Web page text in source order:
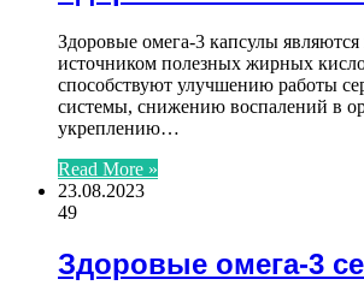
Здоровые омега-3 капсулы
источником полезных жирных
способствуют улучшению работы
системы, снижению воспалений в
укреплению…
Read More »
23.08.2023
49
Здоровые омега-3